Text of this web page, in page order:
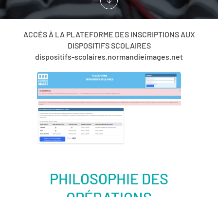
ACCÈS À LA PLATEFORME DES INSCRIPTIONS AUX
DISPOSITIFS SCOLAIRES
dispositifs-scolaires.normandieimages.net
PHILOSOPHIE DES